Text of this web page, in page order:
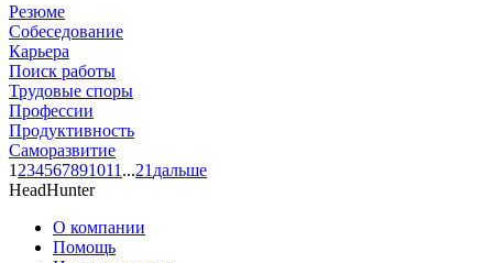
Резюме
Собеседование
Карьера
Поиск работы
Трудовые споры
Профессии
Продуктивность
Саморазвитие
1 234567891011 ...21 дальше
HeadHunter
О компании
Помощь